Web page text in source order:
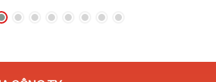
087
182 357⭐Giá chỉ từ